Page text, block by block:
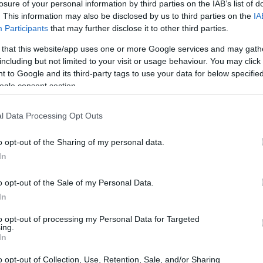
of your personal information by third parties on the IAB’s list of
This information may also be disclosed by us to third parties on the
Participants that may further disclose it to other third parties.
that this website/app uses one or more Google services and may
but not limited to your visit or usage behaviour. You may
to Google and its third-party tags to use your data for below
consent section.
Data Processing Opt Outs
opt-out of the Sharing of my personal data.
opt-out of the Sale of my Personal Data.
opt-out of processing my Personal Data for Targeted
opt-out of Collection, Use, Retention, Sale, and/or Sharing
es fundamental que conozcas las opciones
estrategia financiera. Una de las herramientas más
de Jubilación’. Pero, ¿qué es exactamente
la construcción de un patrimonio?
IRA
el ahorro a largo plazo, especialmente para la
disponibles en cuentas de inversión tradicionales.
incentivar a las personas a ahorrar. Cuando
crecer sin ser gravado hasta que lo retires. Esto
de crecer más rápido debido a la capitalización.
del tipo de cuenta que elijas.
y medio, podrás empezar a retirar dinero de tu